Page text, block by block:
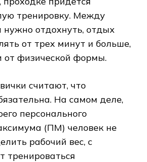
тренировку. Между
нужно отдохнуть, отдых
от трех минут и больше,
от физической формы.
считают, что
На самом деле,
персонального
(ПМ) человек не
рабочий вес, с
тренироваться